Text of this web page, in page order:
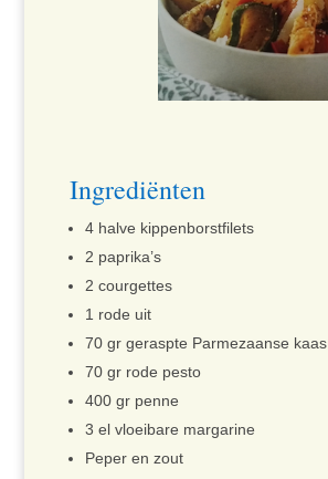
Ingrediënten
4 halve kippenborstfilets
2 paprika’s
2 courgettes
1 rode uit
70 gr geraspte Parmezaanse kaas
70 gr rode pesto
400 gr penne
3 el vloeibare margarine
Peper en zout